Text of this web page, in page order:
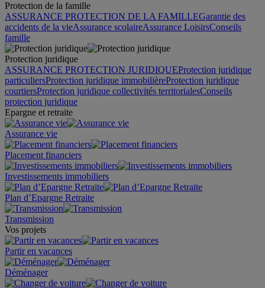
Protection de la famille
ASSURANCE PROTECTION DE LA FAMILLEGarantie des
accidents de la vieAssurance scolaireAssurance LoisirsConseils
famille
Protection juridique
ASSURANCE PROTECTION JURIDIQUEProtection juridique
particuliersProtection juridique immobilièreProtection juridique
courtiersProtection juridique collectivités territorialesConseils
protection juridique
Epargne et retraite
Assurance vie
Placement financiers
Investissements immobiliers
Plan d’Epargne Retraite
Transmission
Vos projets
Partir en vacances
Déménager